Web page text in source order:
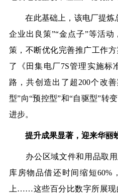
在此基础上，该电厂提炼
企业出良策”“金点子”等活
策，不断优化完善推广工作
了《田集电厂7S管理实施标
路，共创造出了超200个改
型”向“预控型”和“自驱型”转
进步。
提升成果显著，迎来华丽
办公区域文件和用品取用
库房物品借还时间缩短60%
上……这些百分比数字所展现